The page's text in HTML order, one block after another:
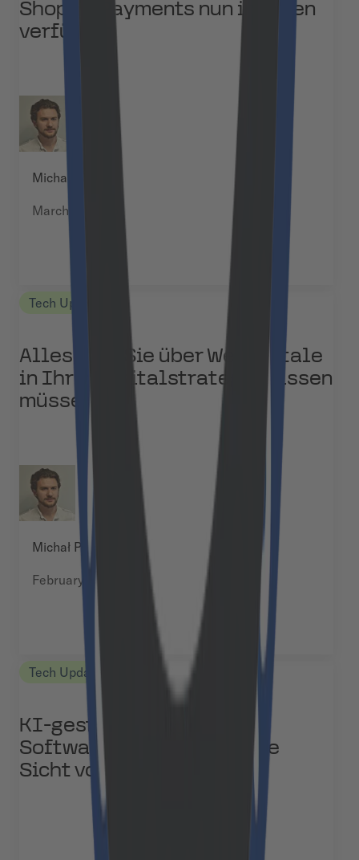
Shopify Payments nun in Polen
verfügbar
Michał Pękala
March 17, 2025
Tech Updates
Alles, was Sie über Webportale
in Ihrer Digitalstrategie wissen
müssen
Michał Pękala
February 12, 2025
Tech Updates
KI-gestützte
Softwareentwicklung – Die
Sicht von Cloudflight